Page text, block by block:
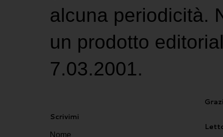
alcuna periodicità.
un prodotto
7.03.2001.
Scrivimi
Nome